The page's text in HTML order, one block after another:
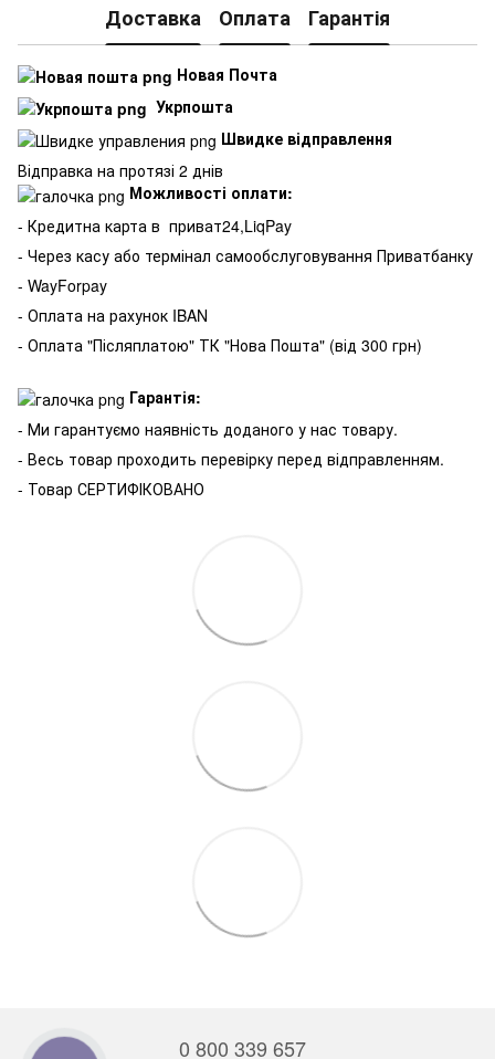
Доставка Оплата Гарантія
Новая Почта
Укрпошта
Швидке відправлення
Відправка на протязі 2 днів
Можливості оплати:
- Кредитна карта в приват24,LiqPay
- Через касу або термінал самообслуговування Приватбанку
- WayForpay
- Оплата на рахунок IBAN
- Оплата "Післяплатою" ТК "Нова Пошта" (від 300 грн)
Гарантія:
- Ми гарантуємо наявність доданого у нас товару.
- Весь товар проходить перевірку перед відправленням.
- Товар СЕРТИФІКОВАНО
0 800 339 657